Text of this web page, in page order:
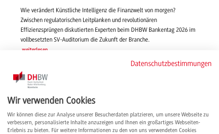
Wie verändert Künstliche Intelligenz die Finanzwelt von morgen?
Zwischen regulatorischen Leitplanken und revolutionären
Effizienzsprüngen diskutierten Experten beim DHBW Bankentag 2026 im
vollbesetzten SV-Auditorium die Zukunft der Branche.
weiterlesen
Datenschutzbestimmungen
Wir verwenden Cookies
Wir können diese zur Analyse unserer Besucherdaten platzieren, um unsere Webseite zu
verbessern, personalisierte Inhalte anzuzeigen und Ihnen ein großartiges Webseiten-
Erlebnis zu bieten. Für weitere Informationen zu den von uns verwendeten Cookies